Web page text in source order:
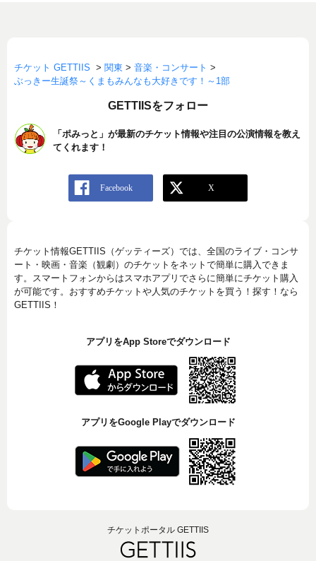
チケット GETTIIS > 関東 > 音楽・コンサート >
ぶっきー生誕祭～くまもみんなも大好きです！～1部
GETTIISをフォロー
「ポみっと」が最新のチケット情報や注目の公演情報を教え
てくれます！
チケット情報GETTIIS（ゲッティーズ）では、全国のライブ・コンサ
ート・映画・音楽（観劇）のチケットをネットで簡単に購入できま
す。スマートフォンからはスマホアプリでさらに簡単にチケット購入
が可能です。おすすめチケットや人気のチケットを買う！探す！なら
GETTIIS！
アプリをApp Storeでダウンロード
アプリをGoogle Playでダウンロード
チケットポータル GETTIIS